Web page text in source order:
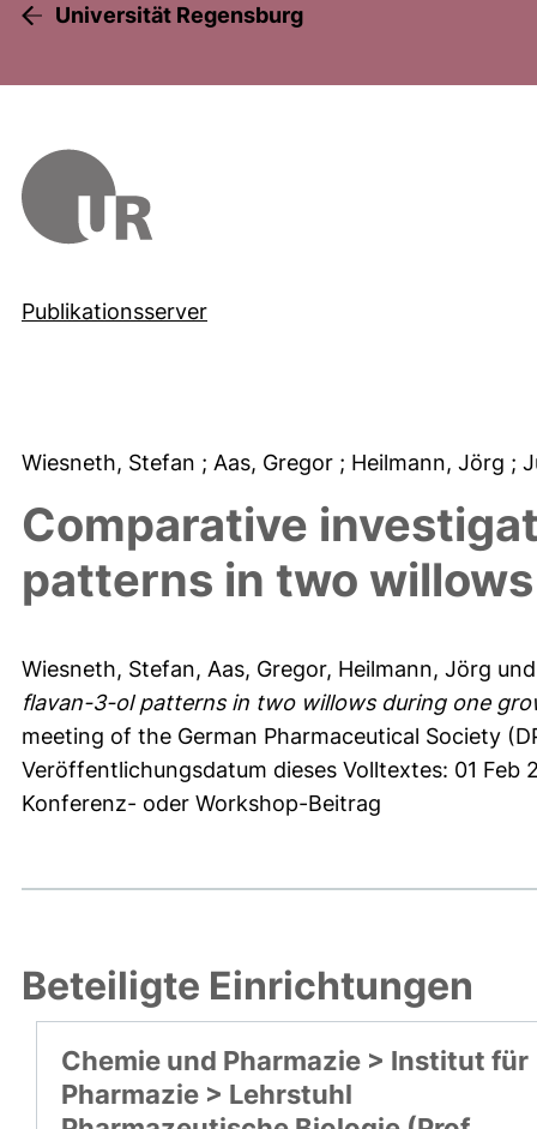
Universität Regensburg
Publikationsserver
Wiesneth, Stefan ; Aas, Gregor ; Heilmann, Jörg ;
Comparative
patterns in two
Wiesneth, Stefan, Aas, Gregor, Heilmann, Jörg
flavan-3-ol patterns in two willows during one
meeting of the German Pharmaceutical Society
Veröffentlichungsdatum dieses Volltextes: 01 Feb
Konferenz- oder Workshop-Beitrag
Beteiligte Einrichtungen
Chemie und Pharmazie > Institut für
Pharmazie > Lehrstuhl